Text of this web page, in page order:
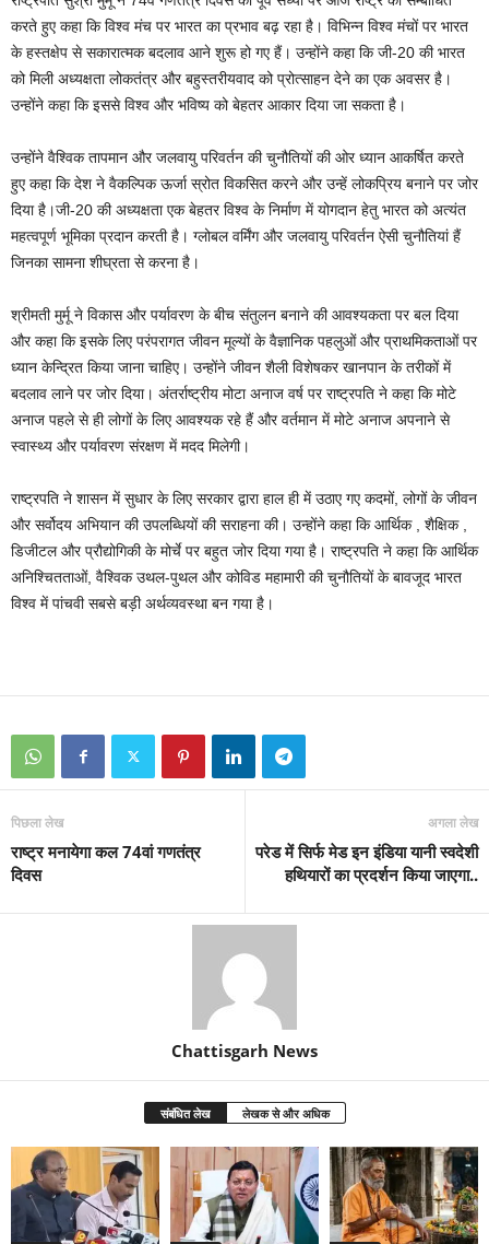
करते हुए कहा कि विश्‍व मंच पर भारत का प्रभाव बढ़ रहा है। विभिन्‍न विश्‍व मंचों पर भारत
के हस्‍तक्षेप से सकारात्‍मक बदलाव आने शुरू हो गए हैं। उन्‍होंने कहा कि जी-20 की भारत
को मिली अध्‍यक्षता लोकतंत्र और बहुस्‍तरीयवाद को प्रोत्‍साहन देने का एक अवसर है।
उन्‍होंने कहा कि इससे विश्‍व और भविष्‍य को बेहतर आकार दिया जा सकता है।
उन्‍होंने वैश्विक तापमान और जलवायु परिवर्तन की चुनौतियों की ओर ध्‍यान आकर्षित करते
हुए कहा कि देश ने वैकल्पिक ऊर्जा स्रोत विकसित करने और उन्‍हें लोकप्रिय बनाने पर जोर
दिया है।जी-20 की अध्यक्षता एक बेहतर विश्व के निर्माण में योगदान हेतु भारत को अत्यंत
महत्वपूर्ण भूमिका प्रदान करती है। ग्‍लोबल वर्मिंग और जलवायु परिवर्तन ऐसी चुनौतियां हैं
जिनका सामना शीघ्रता से करना है।
श्रीमती मुर्मू ने विकास और पर्यावरण के बीच संतुलन बनाने की आवश्‍यकता पर बल दिया
और कहा कि इसके लिए परंपरागत जीवन मूल्‍यों के वैज्ञानिक पहलुओं और प्राथमिकताओं पर
ध्‍यान केन्द्रित किया जाना चाहिए। उन्‍होंने जीवन शैली विशेषकर खानपान के तरीकों में
बदलाव लाने पर जोर दिया। अंतर्राष्ट्रीय मोटा अनाज वर्ष पर राष्‍ट्रपति ने कहा कि मोटे
अनाज पहले से ही लोगों के लिए आवश्‍यक रहे हैं और वर्तमान में मोटे अनाज अपनाने से
स्‍वास्‍थ्‍य और पर्यावरण संरक्षण में मदद मिलेगी।
राष्‍ट्रपति ने शासन में सुधार के लिए सरकार द्वारा हाल ही में उठाए गए कदमों, लोगों के जीवन
और सर्वोदय अभियान की उपलब्धियों की सराहना की। उन्‍होंने कहा कि आर्थिक , शैक्षिक ,
डिजीटल और प्रौद्योगिकी के मोर्चे पर बहुत जोर दिया गया है। राष्‍ट्रपति ने कहा कि आर्थिक
अनिश्चितताओं, वैश्विक उथल-पुथल और कोविड महामारी की चुनौतियों के बावजूद भारत
विश्‍व में पांचवी सबसे बड़ी अर्थव्‍यवस्‍था बन गया है।
पिछला लेख
राष्ट्र मनायेगा कल 74वां गणतंत्र
दिवस
अगला लेख
परेड में सिर्फ मेड इन इंडिया यानी स्वदेशी
हथियारों का प्रदर्शन किया जाएगा..
Chattisgarh News
संबंधित लेख लेखक से और अधिक